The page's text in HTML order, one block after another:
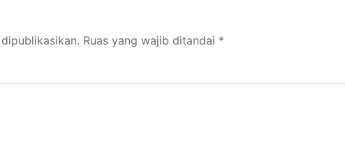
Ruas yang wajib ditandai *